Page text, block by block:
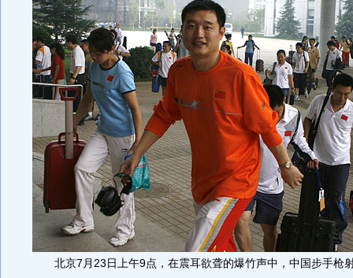
北京7月23日上午9点，在震耳欲聋的爆竹声中，中国步手枪